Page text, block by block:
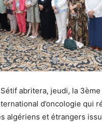
abritera, jeudi, la
d’oncologie qui
algériens et étrangers